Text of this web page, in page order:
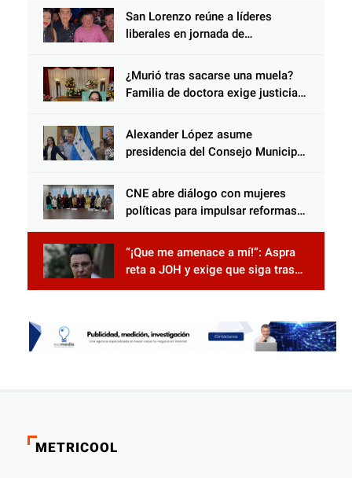
Salomón Nazar para fortalecer su
protección en Honduras
San Lorenzo reúne a líderes
liberales en jornada de
¿Murió tras sacarse una muela?
Familia de doctora exige justicia
odontológica
Alexander López asume
presidencia del Consejo Municipal
Censo Nacional 2026
CNE abre diálogo con mujeres
políticas para impulsar reformas
“¡Que me amenace a mí!”: Aspra
reta a JOH y exige que siga tras
las rejas
METRICOOL